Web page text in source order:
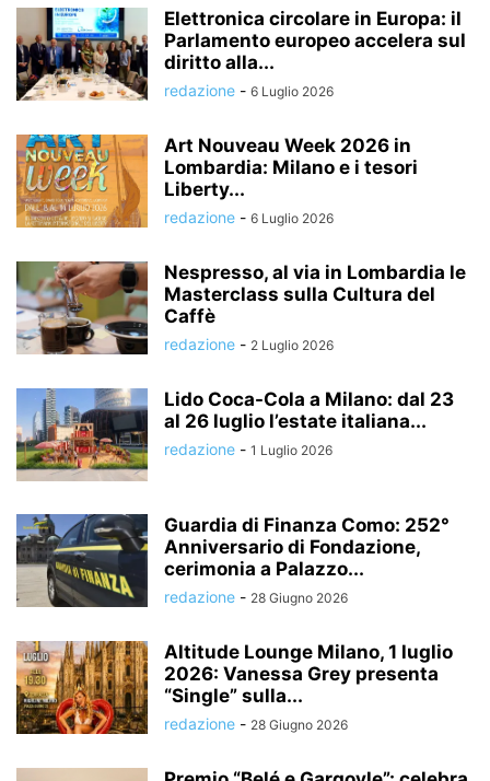
Elettronica circolare in Europa: il
Parlamento europeo accelera sul
diritto alla...
redazione - 6 Luglio 2026
Art Nouveau Week 2026 in
Lombardia: Milano e i tesori
Liberty...
redazione - 6 Luglio 2026
Nespresso, al via in Lombardia le
Masterclass sulla Cultura del
Caffè
redazione - 2 Luglio 2026
Lido Coca-Cola a Milano: dal 23
al 26 luglio l’estate italiana...
redazione - 1 Luglio 2026
Guardia di Finanza Como: 252°
Anniversario di Fondazione,
cerimonia a Palazzo...
redazione - 28 Giugno 2026
Altitude Lounge Milano, 1 luglio
2026: Vanessa Grey presenta
“Single” sulla...
redazione - 28 Giugno 2026